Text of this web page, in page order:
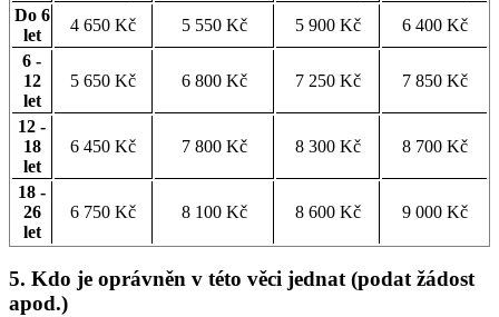
Do 6
let
4 650 Kč 5 550 Kč 5 900 Kč
6 400 Kč
6 -
12
let
5 650 Kč 6 800 Kč 7 250 Kč 7 850 Kč
12 -
18
let
6 450 Kč 7 800 Kč 8 300 Kč 8 700 Kč
18 -
26
let
6 750 Kč 8 100 Kč 8 600 Kč 9 000 Kč
5. Kdo je oprávněn v této věci jednat (podat žádost
apod.)